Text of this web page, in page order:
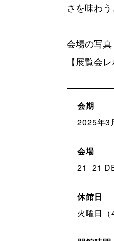
さを味わ
会場の写
【展覧会
会期
2025年3
会場
21_21
休館日
火曜日（